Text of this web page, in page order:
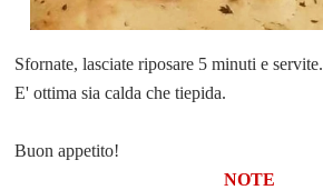
Sfornate, lasciate riposare 5 minuti e servite.
E' ottima sia calda che tiepida.
Buon appetito!
NOTE